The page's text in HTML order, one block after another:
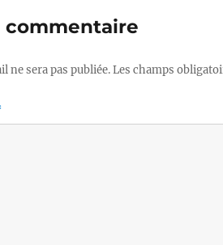
commentaire
ne sera pas publiée.Les champs